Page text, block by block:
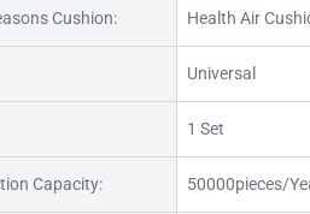
Cushion: Health Air
Universal
1 Set
Capacity: 50000pieces/